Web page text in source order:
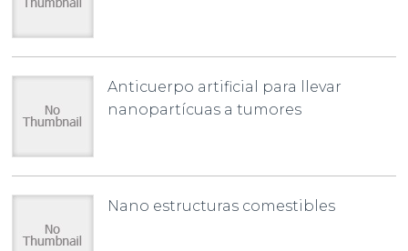
Anticuerpo artificial para llevar
nanopartícuas a tumores
Nano estructuras comestibles